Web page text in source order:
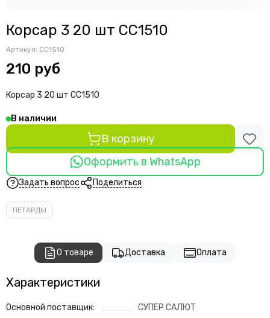
Корсар 3 20 шт СС1510
Артикул: СС1510
210 руб
Корсар 3 20 шт СС1510
В наличии
В корзину
Оформить в WhatsApp
Задать вопрос Поделиться
ПЕТАРДЫ
О товаре Доставка Оплата
Характеристики
Основной поставщик: СУПЕР САЛЮТ